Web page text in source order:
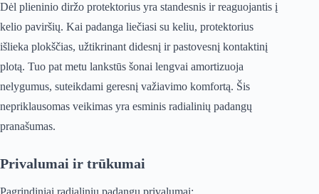
Dėl plieninio diržo protektorius yra standesnis ir reaguojantis į
kelio paviršių. Kai padanga liečiasi su keliu, protektorius
išlieka plokščias, užtikrinant didesnį ir pastovesnį kontaktinį
plotą. Tuo pat metu lankstūs šonai lengvai amortizuoja
nelygumus, suteikdami geresnį važiavimo komfortą. Šis
nepriklausomas veikimas yra esminis radialinių padangų
pranašumas.
Privalumai ir trūkumai